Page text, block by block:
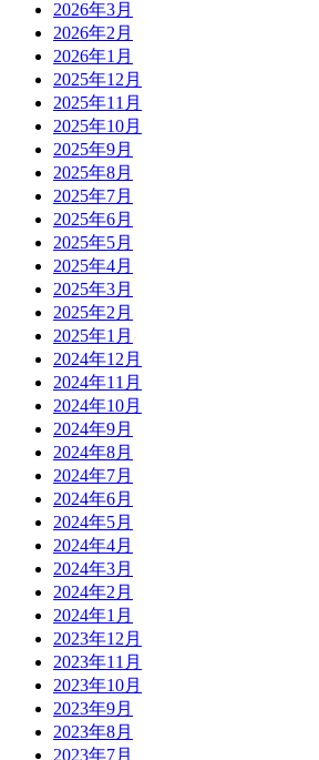
2026年3月
2026年2月
2026年1月
2025年12月
2025年11月
2025年10月
2025年9月
2025年8月
2025年7月
2025年6月
2025年5月
2025年4月
2025年3月
2025年2月
2025年1月
2024年12月
2024年11月
2024年10月
2024年9月
2024年8月
2024年7月
2024年6月
2024年5月
2024年4月
2024年3月
2024年2月
2024年1月
2023年12月
2023年11月
2023年10月
2023年9月
2023年8月
2023年7月